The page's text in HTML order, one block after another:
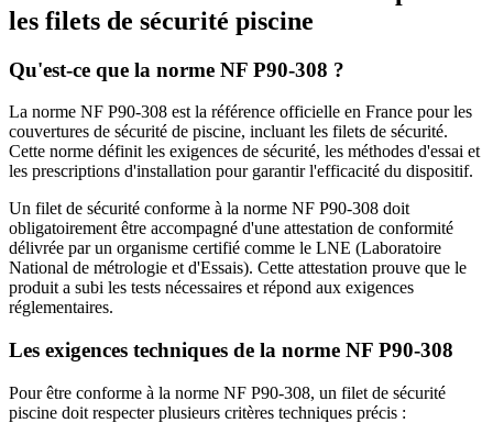
les filets de sécurité piscine
Qu'est-ce que la norme NF P90-308 ?
La norme NF P90-308 est la référence officielle en France pour les
couvertures de sécurité de piscine, incluant les filets de sécurité.
Cette norme définit les exigences de sécurité, les méthodes d'essai et
les prescriptions d'installation pour garantir l'efficacité du dispositif.
Un filet de sécurité conforme à la norme NF P90-308 doit
obligatoirement être accompagné d'une attestation de conformité
délivrée par un organisme certifié comme le LNE (Laboratoire
National de métrologie et d'Essais). Cette attestation prouve que le
produit a subi les tests nécessaires et répond aux exigences
réglementaires.
Les exigences techniques de la norme NF P90-308
Pour être conforme à la norme NF P90-308, un filet de sécurité
piscine doit respecter plusieurs critères techniques précis :